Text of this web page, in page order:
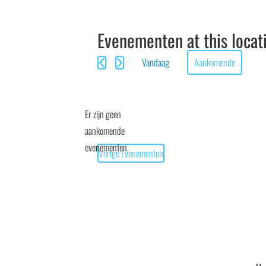
Evenementen at this
Bericht
Er zijn geen
aankomende
evenementen.
Vandaag
Aankomende
VorigeEvenementen